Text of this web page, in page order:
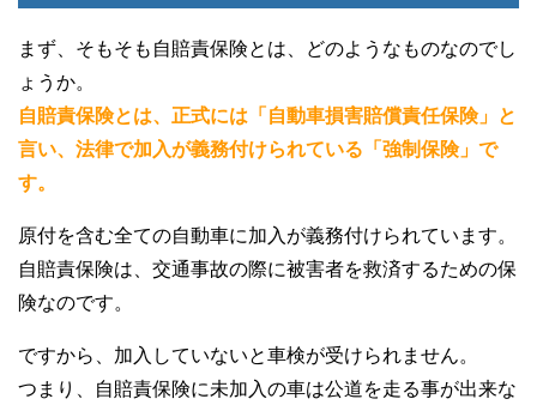
まず、そもそも自賠責保険とは、どのようなものなのでし
ょうか。
自賠責保険とは、正式には「自動車損害賠償責任保険」と
言い、法律で加入が義務付けられている「強制保険」で
す。
原付を含む全ての自動車に加入が義務付けられています。
自賠責保険は、交通事故の際に被害者を救済するための保
険なのです。
ですから、加入していないと車検が受けられません。
つまり、自賠責保険に未加入の車は公道を走る事が出来な